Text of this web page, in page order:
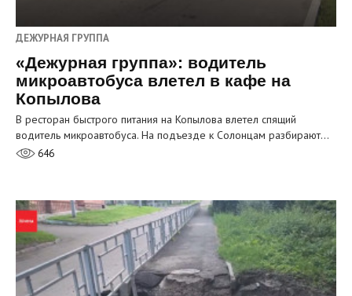
ДЕЖУРНАЯ ГРУППА
«Дежурная группа»: водитель
микроавтобуса влетел в кафе на
Копылова
В ресторан быстрого питания на Копылова влетел спящий
водитель микроавтобуса. На подъезде к Солонцам разбирают…
646